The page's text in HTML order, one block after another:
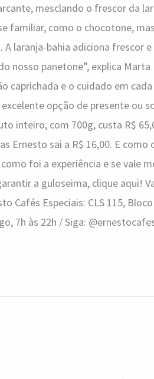
mesclando o frescor da
familiar, como o chocotone,
laranja-bahia adiciona frescor
nosso panetone”, explica
caprichada e o cuidado em
opção de presente ou
inteiro, com 700g, custa R$
Ernesto sai a R$ 16,00. E
foi a experiência e se vale
a guloseima, clique aqui!
Cafés Especiais: CLS 115,
7h às 22h / Siga: